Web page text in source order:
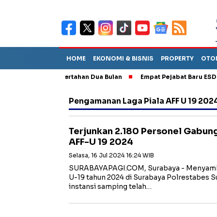
HOME EKONOMI & BISNIS PROPERTY
Tinggal Bertahan Dua Bulan Empat Pejabat Baru ESDM,
Pengamanan Laga Piala AFF U 19
Terjunkan 2.180 Personel
AFF-U 19 2024
Selasa, 16 Jul 2024 16:24 WIB
SURABAYAPAGI.COM, Surabaya -
U-19 tahun 2024 di Surabaya Polrestabes
instansi samping telah…